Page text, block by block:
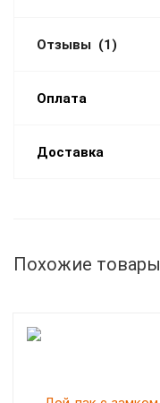
Отзывы (1)
Оплата
Доставка
Похожие товары